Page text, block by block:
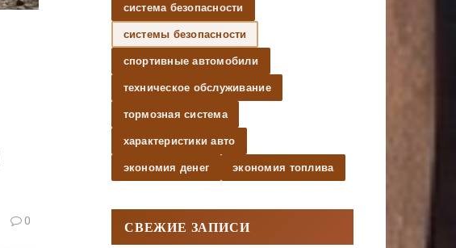
0
система безопасности
системы безопасности
спортивные автомобили
техническое обслуживание
тормозная система
характеристики авто
экономия денег экономия топлива
СВЕЖИЕ ЗАПИСИ